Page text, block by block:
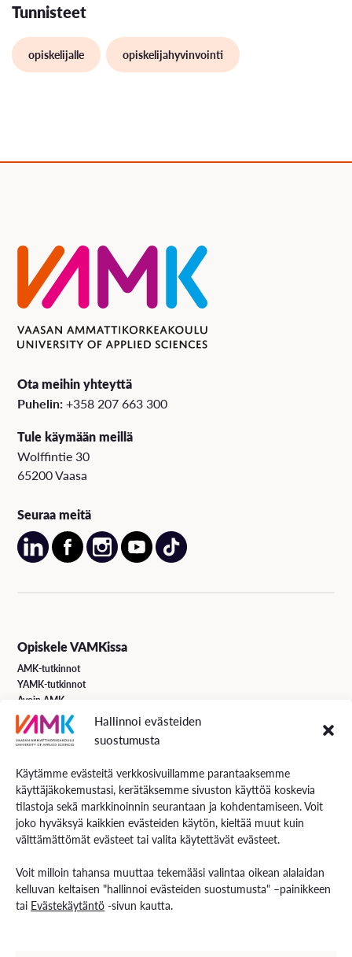
Hallinnoi evästeiden
suostumusta
Käytämme evästeitä verkkosivuillamme parantaaksemme
käyttäjäkokemustasi, kerätäksemme sivuston käyttöä koskevia
tilastoja sekä markkinoinnin seurantaan ja kohdentamiseen. Voit
joko hyväksyä kaikkien evästeiden käytön, kieltää muut kuin
välttämättömät evästeet tai valita käytettävät evästeet.
Voit milloin tahansa muuttaa tekemääsi valintaa oikean alalaidan
kelluvan keltaisen "hallinnoi evästeiden suostumusta" –painikkeen
tai Evästekäytäntö -sivun kautta.
Tunnisteet
opiskelijalle opiskelijahyvinvointi
Ota meihin yhteyttä
Puhelin:+358 207 663 300
Tule käymään meillä
Wolffintie 30
65200 Vaasa
Seuraa meitä
Opiskele VAMKissa
AMK-tutkinnot
YAMK-tutkinnot
Avoin AMK
Erikoistumiskoulutukset
Täydennyskoulutus
Hakuohjeet
VAMK Palvelut
Tutkimus ja kehitys
Palvelut työelämälle
Rekryä opiskelijoita
Energiaa-verkkolehti